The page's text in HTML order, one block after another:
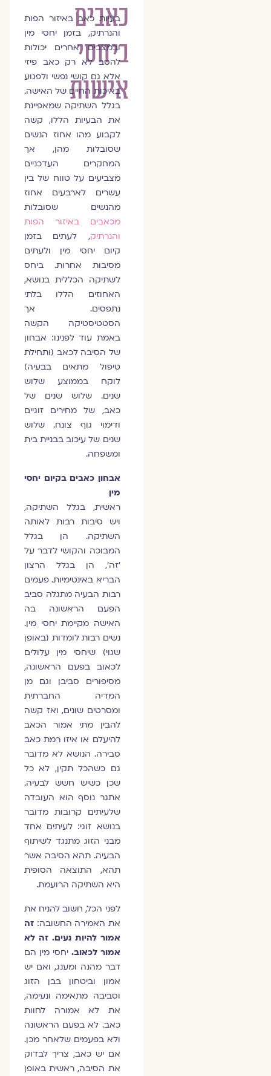
כאבים
ביחסי
אישות
בעיות כאב באיזור הפות
והנרתיק, בזמן יחסי מין
ובמצבים אחרים יכולות
להסב לא רק כאב פיזי
אלא גם קושי נפשי ולפגוע
באיכות החיים של האישה.
בגלל השתיקה שמאפיינת
את הבעיות הללו, קשה
לקבוע מהו אחוז הנשים
שסובלות מהן, אך
המחקרים העדכניים
מצביעים על טווח של בין
עשרים לארבעים אחוז
מהנשים שסובלות
מכאבים באיזור הפות
והנרתיק, לעתים בזמן
קיום יחסי מין ולעתים
מסיבות אחרות. ביחס
לשתיקה הכללית בנושא,
האחוזים הללו בלתי
נתפסים. אך
הסטטיסטיקה הקשה
באמת עוד לפנינו: אבחון
של הסיבה לכאב (ותחילת
טיפול מתאים בבעיה)
לוקח בממוצע שלוש
שנים. שלוש שנים של
כאב, של מחירים זוגיים
ודימוי גוף צונח. שלוש
שנים של עיכוב בבניית בית
ומשפחה.
אבחון כאבים בקיום יחסי
מין
ראשית, בגלל השתיקה,
ויש סיבות רבות לאותה
השתיקה. הן בגלל
המבוכה והקושי לדבר על
'זה', הן בגלל הרצון
הבריא באינטימיות. פעמים
רבות הבעיה מתגלה סביב
הפעם הראשונה בה
האישה מקיימת יחסי מין.
נשים רבות לומדות (באופן
שגוי) שיחסי מין עלולים
לכאוב בפעם הראשונה,
מסיפורים סביבן וגם מן
המדיה החברתית
ומסרטים שונים, ואז קשה
להבין מתי אמור הכאב
להיעלם או איזו רמת כאב
סבירה. הנושא לא מדובר
גם כשהכל תקין, לא כל
שכן כשיש חשש לבעיה.
אתגר נוסף הוא העובדה
שלעיתים קרובות מדובר
בנושא זוגי: לעיתים אחד
מבני הזוג מתנגד לשיתוף
הבעיה. תהא הסיבה אשר
תהא, התוצאה הסופית
היא השתיקה הרועמת.
לפני הכל, חשוב להניח את
את האמירה החשובה:זה
אמור להיות נעים. זה לא
אמור לכאוב.יחסי מין הם
דבר מהנה ומענג, ואם יש
אמון וביטחון בבן הזוג
וסביבה מתאימה ונעימה,
את לא אמורה לחוות
כאב. לא בפעם הראשונה
ולא בפעמים שלאחר מכן.
אם יש כאב, צריך לבדוק
את הסיבה, ראשית באופן